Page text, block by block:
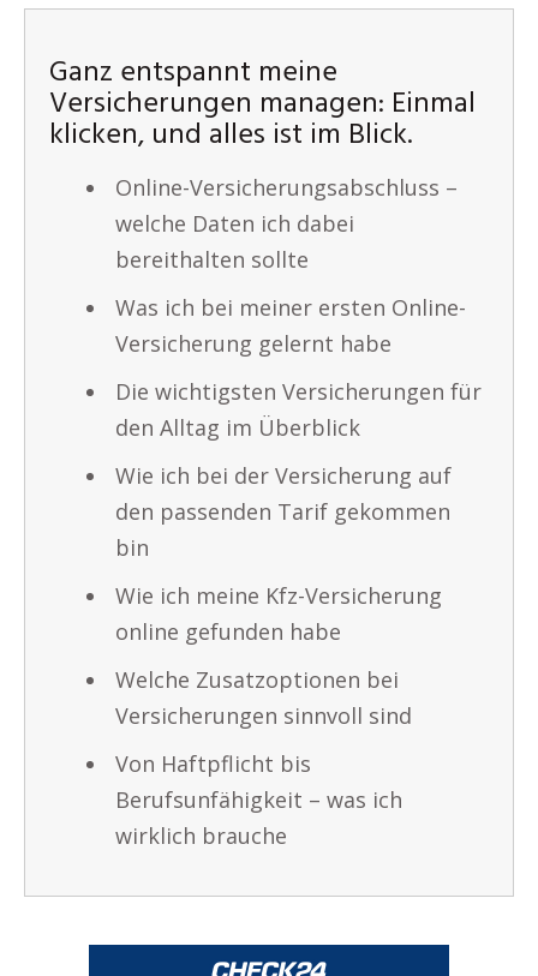
Ganz entspannt meine
Versicherungen managen: Einmal
klicken, und alles ist im Blick.
Online-Versicherungsabschluss –
welche Daten ich dabei
bereithalten sollte
Was ich bei meiner ersten Online-
Versicherung gelernt habe
Die wichtigsten Versicherungen für
den Alltag im Überblick
Wie ich bei der Versicherung auf
den passenden Tarif gekommen
bin
Wie ich meine Kfz-Versicherung
online gefunden habe
Welche Zusatzoptionen bei
Versicherungen sinnvoll sind
Von Haftpflicht bis
Berufsunfähigkeit – was ich
wirklich brauche